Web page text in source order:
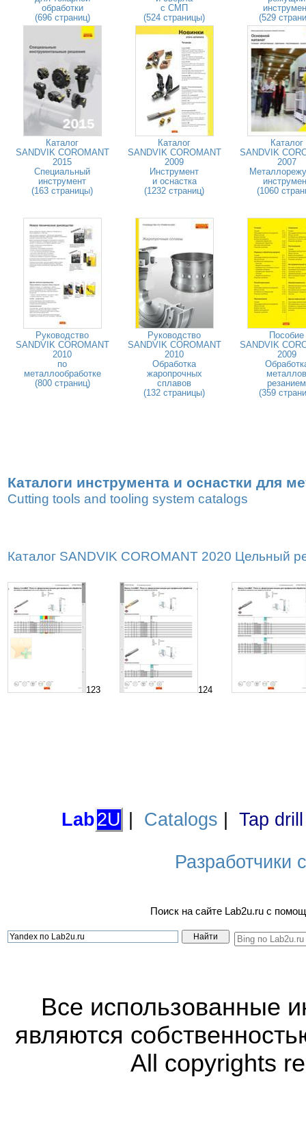
обработки
(696 страниц)
с СМП
(524 страницы)
(529
Каталог
SANDVIK COROMANT
2015
Специальный
инструмент
(163 страницы)
Каталог
SANDVIK COROMANT
2009
Инструмент
и оснастка
(1232 страниц)
Каталог
SANDVIK
2007
(1060
Руководство
SANDVIK COROMANT
2010
по
металлообработке
(800 страниц)
Руководство
SANDVIK COROMANT
2010
Обработка
жаропрочных
сплавов
(132 страницы)
Пособие
SANDVIK
2009
металлов
резанием
(359
Каталоги инструмента и оснастки для
Cutting tools and tooling system catalogs
Каталог SANDVIK COROMANT 2020 Цельный
123 124
Lab2U Catalogs Tap
Разработчики
Поиск на сайте Lab2u.ru с
Все использованные
являются
All copyrights